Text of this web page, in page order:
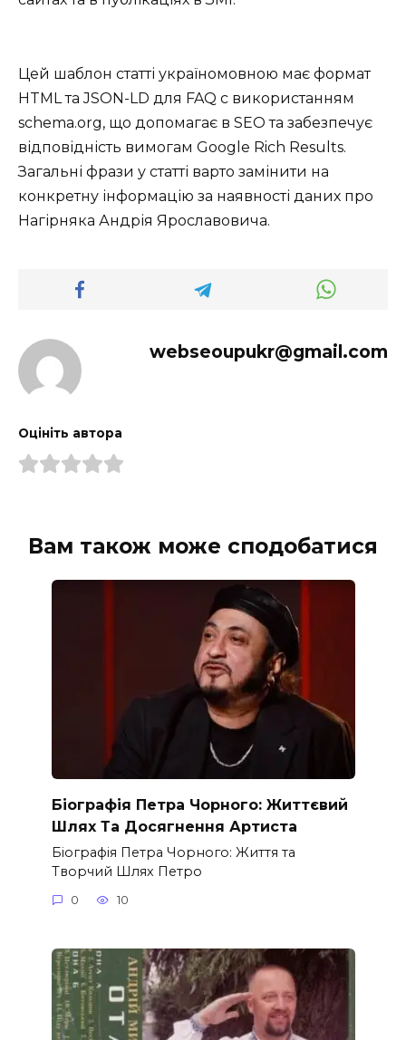
Цей шаблон статті україномовною має формат
HTML та JSON-LD для FAQ с використанням
schema.org, що допомагає в SEO та забезпечує
відповідність вимогам Google Rich Results.
Загальні фрази у статті варто замінити на
конкретну інформацію за наявності даних про
Нагірняка Андрія Ярославовича.
webseoupukr@gmail.com
Оцініть автора
Вам також може сподобатися
Біографія Петра Чорного: Життєвий
Шлях Та Досягнення Артиста
Біографія Петра Чорного: Життя та
Творчий Шлях Петро
0 10